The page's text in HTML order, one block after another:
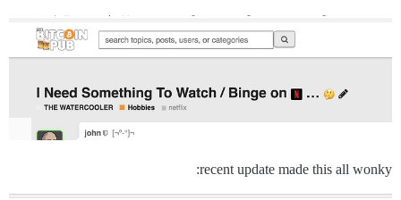
recent update made this all wonky: